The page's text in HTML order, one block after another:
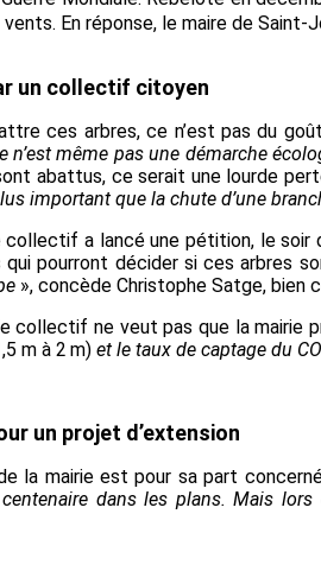
En réponse, le maire de
un collectif citoyen
ces arbres, ce n’est pas du
n’est même pas une démarche
abattus, ce serait une lourde
important que la chute d’une
a lancé une pétition, le soir
pourront décider si ces arbres
», concède Christophe Satge, bien
collectif ne veut pas que la mairie
m à 2 m) et le taux de captage du
un projet d’extension
la mairie est pour sa part
dans les plans. Mais